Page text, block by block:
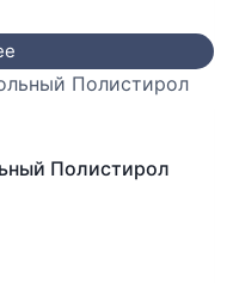
Полистирол